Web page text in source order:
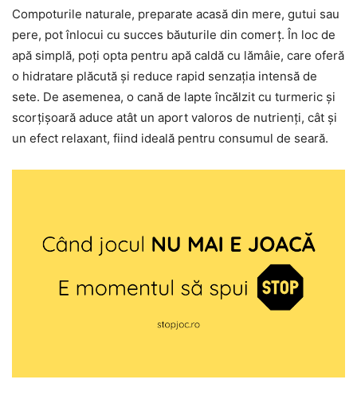
Compoturile naturale, preparate acasă din mere, gutui sau
pere, pot înlocui cu succes băuturile din comerț. În loc de
apă simplă, poți opta pentru apă caldă cu lămâie, care oferă
o hidratare plăcută și reduce rapid senzația intensă de
sete. De asemenea, o cană de lapte încălzit cu turmeric și
scorțișoară aduce atât un aport valoros de nutrienți, cât și
un efect relaxant, fiind ideală pentru consumul de seară.